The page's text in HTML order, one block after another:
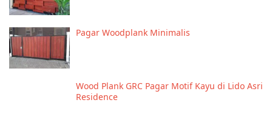
Pagar Woodplank Minimalis
Wood Plank GRC Pagar Motif Kayu di Lido Asri
Residence